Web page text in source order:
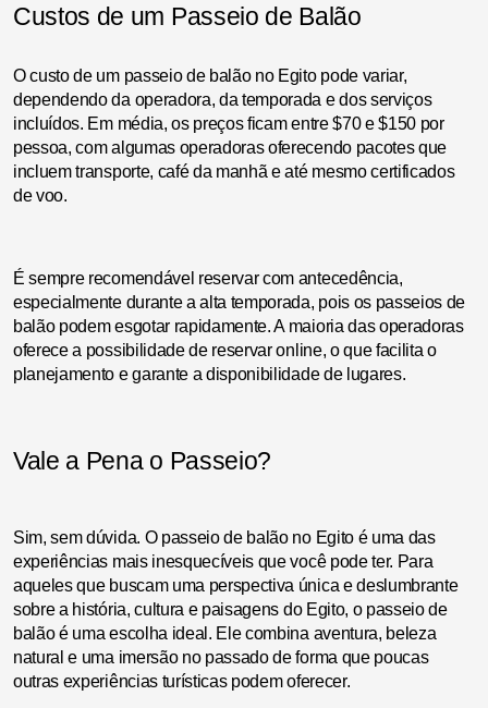
Custos de um Passeio de Balão
O custo de um passeio de balão no Egito pode variar,
dependendo da operadora, da temporada e dos serviços
incluídos. Em média, os preços ficam entre $70 e $150 por
pessoa, com algumas operadoras oferecendo pacotes que
incluem transporte, café da manhã e até mesmo certificados
de voo.
É sempre recomendável reservar com antecedência,
especialmente durante a alta temporada, pois os passeios de
balão podem esgotar rapidamente. A maioria das operadoras
oferece a possibilidade de reservar online, o que facilita o
planejamento e garante a disponibilidade de lugares.
Vale a Pena o Passeio?
Sim, sem dúvida. O passeio de balão no Egito é uma das
experiências mais inesquecíveis que você pode ter. Para
aqueles que buscam uma perspectiva única e deslumbrante
sobre a história, cultura e paisagens do Egito, o passeio de
balão é uma escolha ideal. Ele combina aventura, beleza
natural e uma imersão no passado de forma que poucas
outras experiências turísticas podem oferecer.